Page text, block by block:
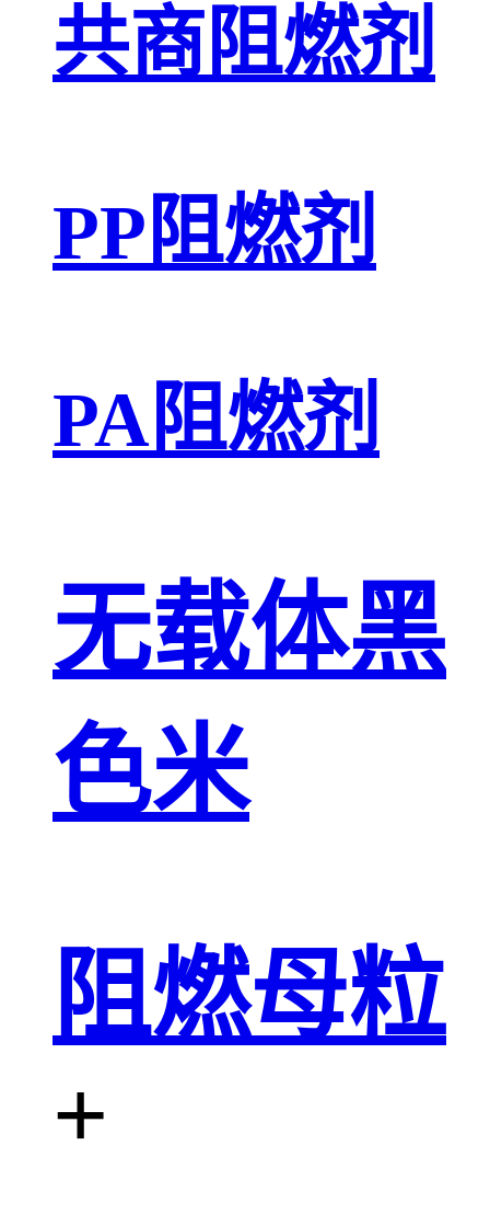
共商阻燃剂
PP阻燃剂
PA阻燃剂
无载体黑
色米
阻燃母粒
+